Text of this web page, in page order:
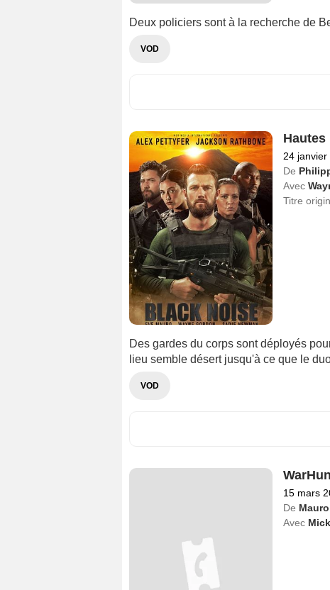
Deux policiers sont à la recherche de
VOD
Hautes
24 janvier
De
Avec
Titre
Des gardes du corps sont déployés
lieu semble désert jusqu'à ce que le
VOD
15 mars
De
Avec